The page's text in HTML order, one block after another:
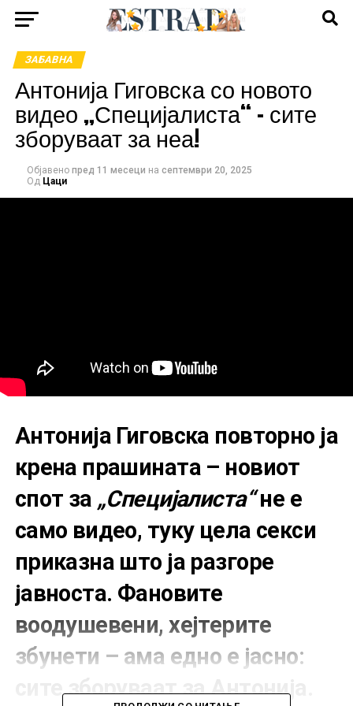
ЗАБАВНА
Антонија Гиговска со новото
видео „Специјалиста“ – сите
зборуваат за неа!
Објавено пред 11 месеци на септември 20, 2025
Од Цаци
Антонија Гиговска повторно ја
крена прашината – новиот
спот за „Специјалиста“не е
само видео, туку цела секси
приказна што ја разгоре
јавноста. Фановите
воодушевени, хејтерите
збунети – ама едно е јасно:
сите зборуваат за Антонија.